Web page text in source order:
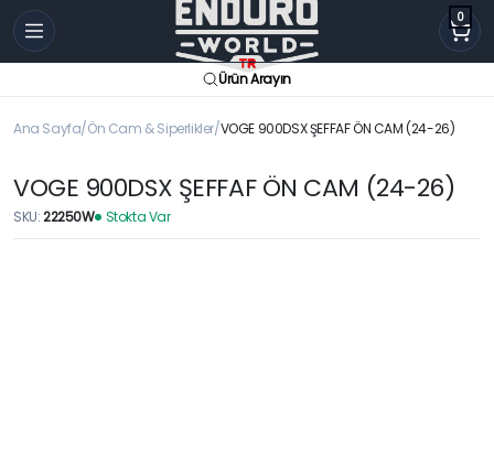
0
Ürün Arayın
Ana Sayfa Ön Cam & Siperlikler VOGE 900DSX ŞEFFAF ÖN CAM (24-26)
VOGE 900DSX ŞEFFAF ÖN CAM (24-26)
SKU:22250W Stokta Var